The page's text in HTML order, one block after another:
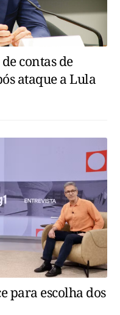
contas de
ataque a Lula
para escolha dos